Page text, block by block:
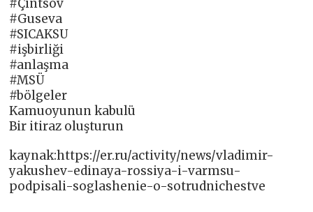
#Çintsov
#Guseva
#SICAKSU
#işbirliği
#anlaşma
#MSÜ
#bölgeler
Kamuoyunun kabulü
Bir itiraz oluşturun
kaynak:https://er.ru/activity/news/vladimir-
yakushev-edinaya-rossiya-i-varmsu-
podpisali-soglashenie-o-sotrudnichestve